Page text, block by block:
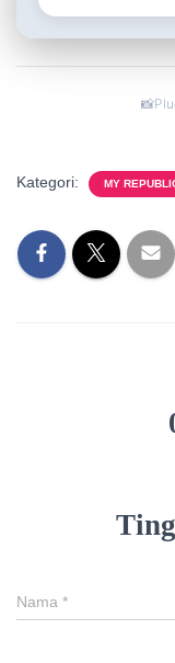
Kategori: MY
Nama *